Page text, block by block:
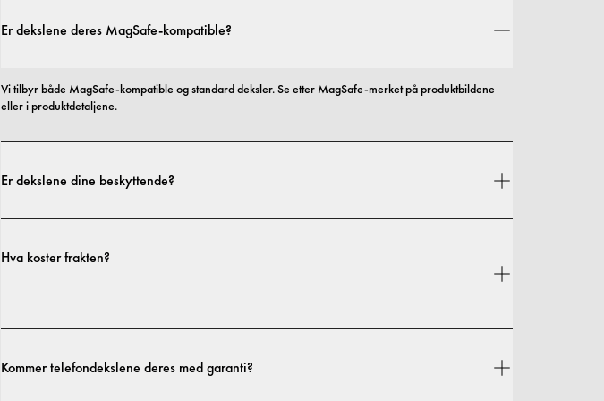
Er dekslene deres MagSafe-kompatible?
Vi tilbyr både MagSafe-kompatible og standard deksler. Se etter MagSafe-merket på produktbildene
eller i produktdetaljene.
Er dekslene dine beskyttende?
profiler til mer beskyttende utforminger.
Hva koster frakten?
fraktpolicy.
Kommer telefondekslene deres med garanti?